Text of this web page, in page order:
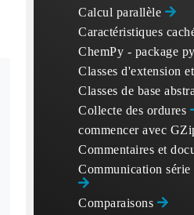
Calcul parallèle
Caractéristiques
ChemPy - package
Classes d'extension
Classes de base
Collecte des ordures
commencer avec
Commentaires et
Communication
Comparaisons